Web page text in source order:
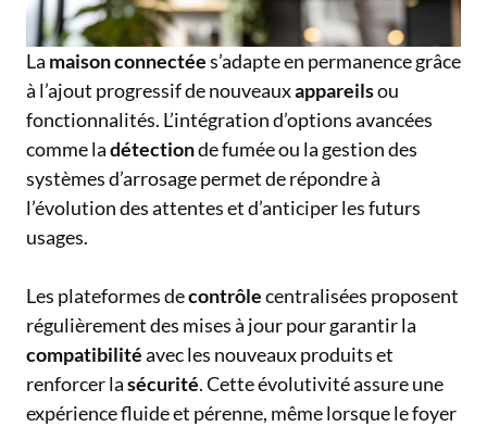
La maisonconnectées’adapte en permanence grâce
à l’ajout progressif de nouveauxappareilsou
fonctionnalités. L’intégration d’options avancées
comme ladétectionde fumée ou la gestion des
systèmes d’arrosage permet de répondre à
l’évolution des attentes et d’anticiper les futurs
usages.
Les plateformes decontrôlecentralisées proposent
régulièrement des mises à jour pour garantir la
compatibilitéavec les nouveaux produits et
renforcer lasécurité. Cette évolutivité assure une
expérience fluide et pérenne, même lorsque le foyer